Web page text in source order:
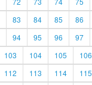
83 84 85 86
94 95 96 97
103 104 105 106
112 113 114 115